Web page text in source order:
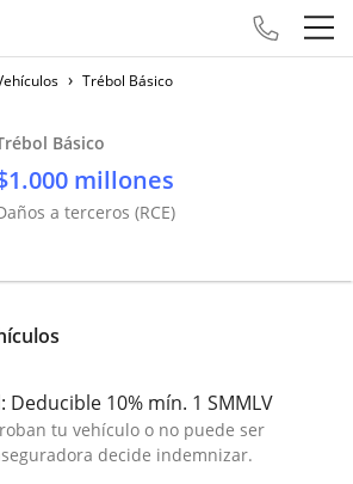
› Trébol Básico
Básico
millones
a terceros (RCE)
: Deducible 10% mín. 1 SMMLV
tu vehículo o no puede ser
decide indemnizar.